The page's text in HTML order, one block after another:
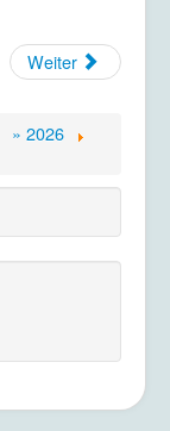
Weiter
» 2026